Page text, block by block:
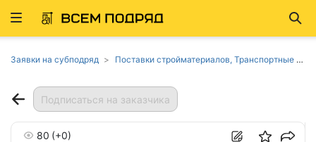
Развернуть
Заявки на субподряд Поставки стройматериалов, Транспортные услуги, дорожная техника в Москве
Подписаться на заказчика
80 (+0)